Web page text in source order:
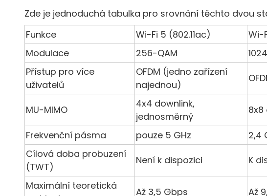
Zde je jednoduchá tabulka pro srovnání těchto dvou
Funkce
Wi-Fi 5 (802.11ac)
Wi-
Modulace
256-QAM
Přístup pro více
uživatelů
OFDM (jedno zařízení
najednou)
MU-MIMO
4x4 downlink,
jednosměrný
Frekvenční pásma pouze 5 GHz
2,4
Cílová doba probuzení
(TWT)
Není k dispozici K
Maximální teoretická
Až 3,5 Gbps Až